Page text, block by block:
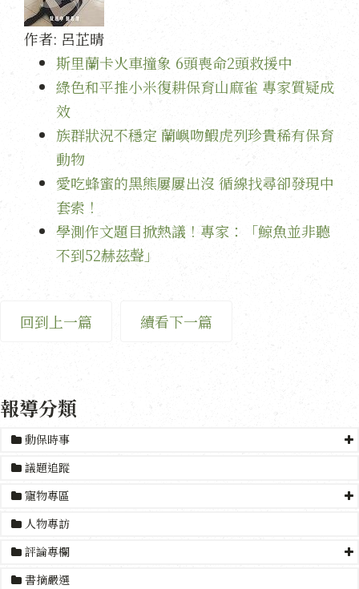
作者: 呂芷晴
斯里蘭卡火車撞象 6頭喪命2頭救援中
綠色和平推小米復耕保育山麻雀 專家質疑成
效
族群狀況不穩定 蘭嶼吻鰕虎列珍貴稀有保育
動物
愛吃蜂蜜的黑熊屢屢出沒 循線找尋卻發現中
套索！
學測作文題目掀熱議！專家：「鯨魚並非聽
不到52赫茲聲」
回到上一篇 續看下一篇
報導分類
動保時事
議題追蹤
寵物專區
人物專訪
評論專欄
書摘嚴選